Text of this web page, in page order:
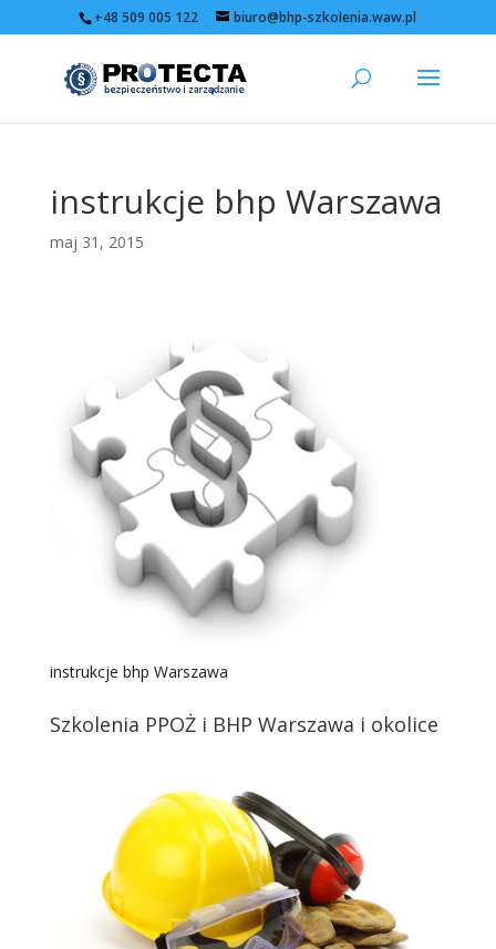
+48 509 005 122 biuro@bhp-szkolenia.waw.pl
instrukcje bhp Warszawa
maj 31, 2015
instrukcje bhp Warszawa
Szkolenia PPOŻ i BHP Warszawa i okolice